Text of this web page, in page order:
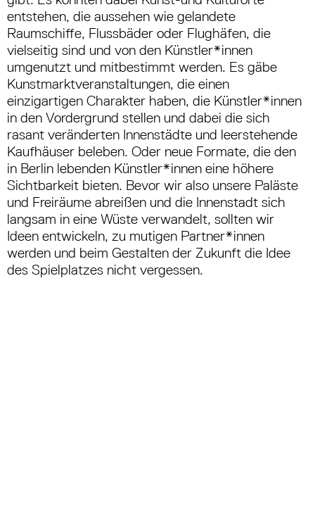
entstehen, die aussehen wie gelandete
Raumschiffe, Flussbäder oder Flughäfen, die
vielseitig sind und von den Künstler*innen
umgenutzt und mitbestimmt werden. Es gäbe
Kunstmarktveranstaltungen, die einen
einzigartigen Charakter haben, die Künstler*innen
in den Vordergrund stellen und dabei die sich
rasant veränderten Innenstädte und leerstehende
Kaufhäuser beleben. Oder neue Formate, die den
in Berlin lebenden Künstler*innen eine höhere
Sichtbarkeit bieten. Bevor wir also unsere Paläste
und Freiräume abreißen und die Innenstadt sich
langsam in eine Wüste verwandelt, sollten wir
Ideen entwickeln, zu mutigen Partner*innen
werden und beim Gestalten der Zukunft die Idee
des Spielplatzes nicht vergessen.